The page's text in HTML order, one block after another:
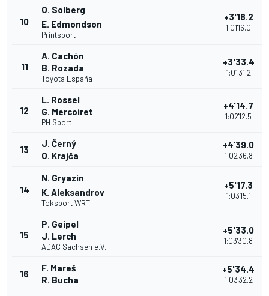
10
O. Solberg
E. Edmondson
Printsport
+3'18.2
1:01'16.0
11
A. Cachón
B. Rozada
Toyota España
+3'33.4
1:01'31.2
12
L. Rossel
G. Mercoiret
PH Sport
+4'14.7
1:02'12.5
13
J. Černý
O. Krajča
+4'39.0
1:02'36.8
14
N. Gryazin
K. Aleksandrov
Toksport WRT
+5'17.3
1:03'15.1
15
P. Geipel
J. Lerch
ADAC Sachsen e.V.
+5'33.0
1:03'30.8
16
F. Mareš
R. Bucha
+5'34.4
1:03'32.2